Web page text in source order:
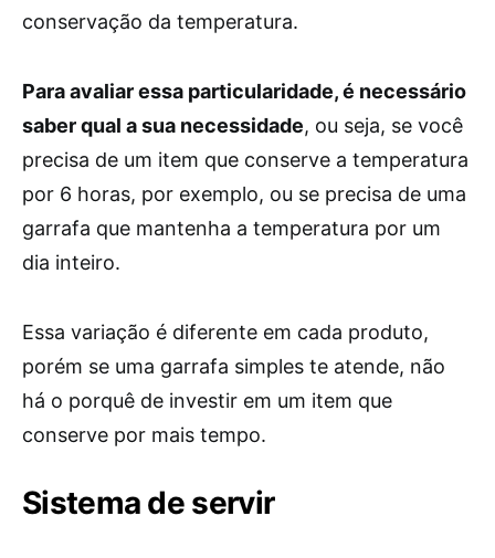
conservação da temperatura.
Para avaliar essa particularidade, é necessário
saber qual a sua necessidade, ou seja, se você
precisa de um item que conserve a temperatura
por 6 horas, por exemplo, ou se precisa de uma
garrafa que mantenha a temperatura por um
dia inteiro.
Essa variação é diferente em cada produto,
porém se uma garrafa simples te atende, não
há o porquê de investir em um item que
conserve por mais tempo.
Sistema de servir